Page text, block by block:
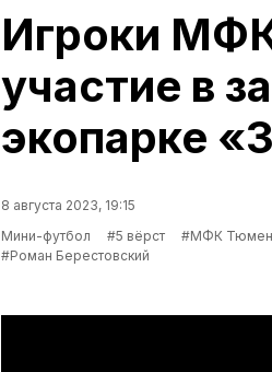
Игроки
участие в
экопарке
8 августа 2023, 19:15
Мини-футбол
#5 вёрст #МФК
#Роман Берестовский